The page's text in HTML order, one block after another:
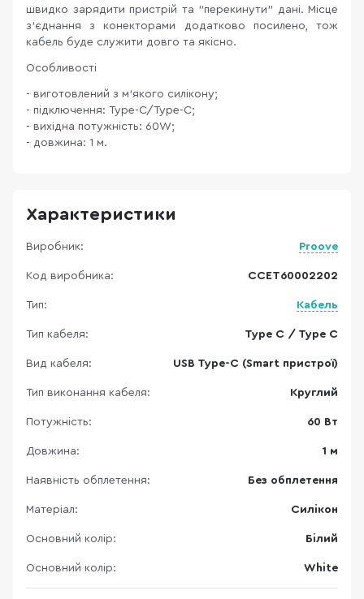
швидко зарядити пристрій та "перекинути" дані. Місце
з'єднання з конекторами додатково посилено, тож
кабель буде служити довго та якісно.
Особливості
- виготовлений з м'якого силікону;
- підключення: Type-C/Type-C;
- вихідна потужність: 60W;
- довжина: 1 м.
Характеристики
Виробник: Proove
Код виробника: CCET60002202
Тип: Кабель
Тип кабеля: Type C / Type C
Вид кабеля: USB Type-C (Smart пристрої)
Тип виконання кабеля: Круглий
Потужність: 60 Вт
Довжина: 1 м
Наявність обплетення: Без обплетення
Матеріал: Силікон
Основний колір: Білий
Основний колір: White